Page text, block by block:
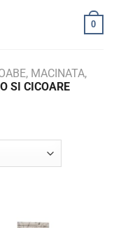
0
MACINATA,
SI CICOARE